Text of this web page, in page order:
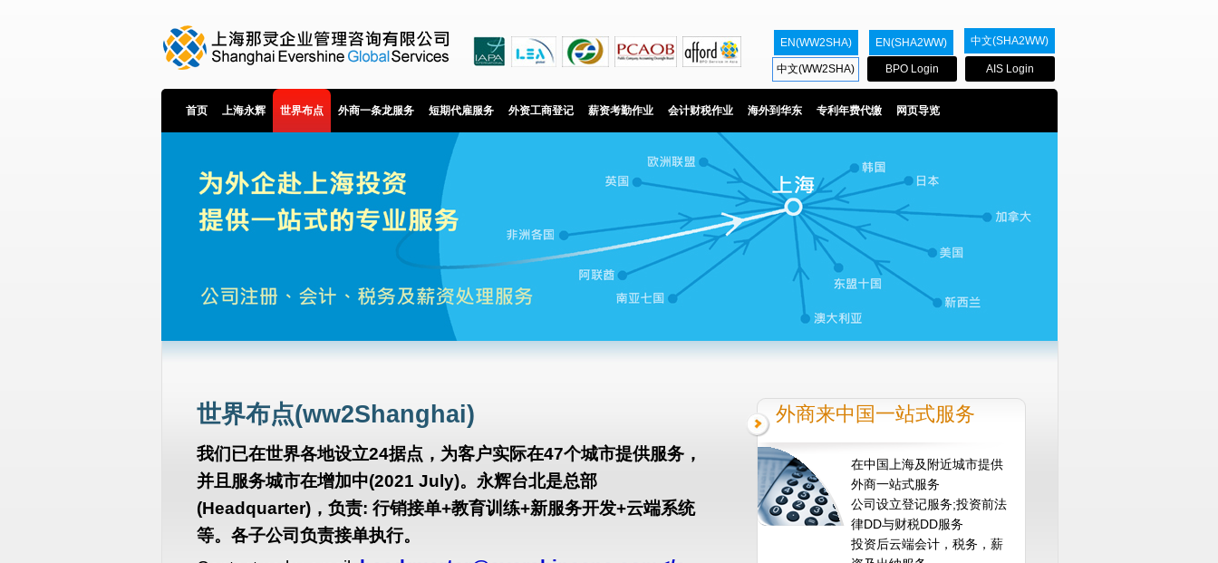
EN(WW2SHA) EN(SHA2WW) 中文(SHA2WW)
中文(WW2SHA) BPO Login AIS Login
首页 上海永辉 世界布点 外商一条龙服务 短期代雇服务 外资工商登记 薪资考勤作业 会计财税作业 海外到华东 专利年费代缴 网页导览
世界布点(ww2Shanghai)
我们已在世界各地设立24据点，为客户实际在47个城市提供服务，
并且服务城市在增加中(2021 July)。永辉台北是总部
(Headquarter)，负责: 行销接单+教育训练+新服务开发+云端系统
等。各子公司负责接单执行。
外商来中国一站式服务
在中国上海及附近城市提供
外商一站式服务
公司设立登记服务;投资前法
律DD与财税DD服务
投资后云端会计，税务，薪